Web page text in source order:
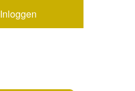
Inloggen